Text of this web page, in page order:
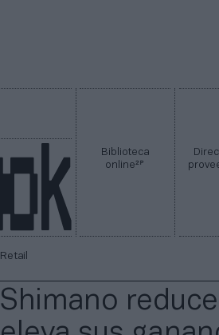
Biblioteca
online2P
Retail
Shimano